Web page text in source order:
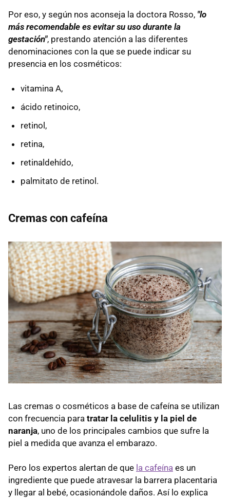
Por eso, y según nos aconseja la doctora Rosso, "lo
más recomendable es evitar su uso durante la
gestación", prestando atención a las diferentes
denominaciones con la que se puede indicar su
presencia en los cosméticos:
vitamina A,
ácido retinoico,
retinol,
retina,
retinaldehído,
palmitato de retinol.
Cremas con cafeína
Las cremas o cosméticos a base de cafeína se utilizan
con frecuencia para tratar la celulitis y la piel de
naranja, uno de los principales cambios que sufre la
piel a medida que avanza el embarazo.
Pero los expertos alertan de que la cafeína es un
ingrediente que puede atravesar la barrera placentaria
y llegar al bebé, ocasionándole daños. Así lo explica